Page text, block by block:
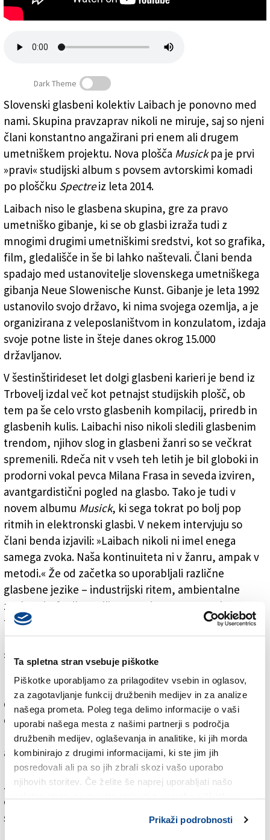
Ta spletna stran vsebuje piškotke
Piškotke uporabljamo za prilagoditev vsebin in oglasov,
za zagotavljanje funkcij družbenih medijev in za analize
našega prometa. Poleg tega delimo informacije o vaši
uporabi našega mesta z našimi partnerji s področja
družbenih medijev, oglaševanja in analitike, ki jih morda
kombinirajo z drugimi informacijami, ki ste jim jih
posredovali ali pa so jih zbrali skozi vašo uporabo
njihovih storitev. Če želite še naprej uporabljati našo
Prikaži podrobnosti
Založnik
Dark Theme
Slovenski glasbeni kolektiv Laibach je ponovno med
nami. Skupina pravzaprav nikoli ne miruje, saj so njeni
člani konstantno angažirani pri enem ali drugem
umetniškem projektu. Nova plošča Musickpa je prvi
»pravi« studijski album s povsem avtorskimi komadi
po ploščku Spectreiz leta 2014.
Laibach niso le glasbena skupina, gre za pravo
umetniško gibanje, ki se ob glasbi izraža tudi z
mnogimi drugimi umetniškimi sredstvi, kot so grafika,
film, gledališče in še bi lahko naštevali. Člani benda
spadajo med ustanovitelje slovenskega umetniškega
gibanja Neue Slowenische Kunst. Gibanje je leta 1992
ustanovilo svojo državo, ki nima svojega ozemlja, a je
organizirana z veleposlaništvom in konzulatom, izdaja
svoje potne liste in šteje danes okrog 15.000
državljanov.
V šestinštirideset let dolgi glasbeni karieri je bend iz
Trbovelj izdal več kot petnajst studijskih plošč, ob
tem pa še celo vrsto glasbenih kompilacij, priredb in
glasbenih kulis. Laibachi niso nikoli sledili glasbenim
trendom, njihov slog in glasbeni žanri so se večkrat
spremenili. Rdeča nit v vseh teh letih je bil globoki in
prodorni vokal pevca Milana Frasa in seveda izviren,
avantgardistični pogled na glasbo. Tako je tudi v
novem albumu Musick, ki sega tokrat po bolj pop
ritmih in elektronski glasbi. V nekem intervjuju so
člani benda izjavili: »Laibach nikoli ni imel enega
samega zvoka. Naša kontinuiteta ni v žanru, ampak v
metodi.« Že od začetka so uporabljali različne
glasbene jezike – industrijski ritem, ambientalne
zvoke, simfoniko, militantne ritme, pop, techno,
folk, soundtracke, so pojasnili Laibachi, danes pa je
»Algoritem je njegova naravna infrastruktura. Če želiš
razumeti sodobni svet, moraš razumeti logiko popa –
njegovo učinkovitost, emocionalno ekonomijo, način
distribucije želja, identitet in ideologije. Zato smo se
odločili vstopiti neposredno v ta prostor. Ne kot
parodija in ne kot kapitulacija, ampak kot metoda
analize od znotraj. Elektronski elementi, eurodance,
k-pop, j-pop in sodobna produkcija so bili za nas
zanimivi prav zato, ker predstavljajo ekstremno
optimizirano obliko sodobne glasbe. Gre za zvok
sveta, ki je hkrati zelo zapeljiv, zelo učinkovit in